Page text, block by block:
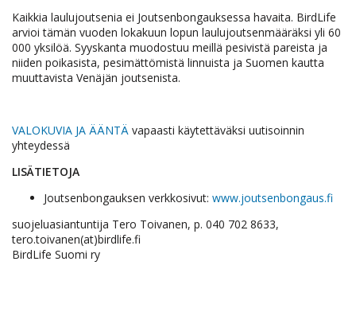
Kaikkia laulujoutsenia ei Joutsenbongauksessa havaita. BirdLife
arvioi tämän vuoden lokakuun lopun laulujoutsenmääräksi yli 60
000 yksilöä. Syyskanta muodostuu meillä pesivistä pareista ja
niiden poikasista, pesimättömistä linnuista ja Suomen kautta
muuttavista Venäjän joutsenista.
VALOKUVIA JA ÄÄNTÄ vapaasti käytettäväksi uutisoinnin
yhteydessä
LISÄTIETOJA
Joutsenbongauksen verkkosivut: www.joutsenbongaus.fi
suojeluasiantuntija Tero Toivanen, p. 040 702 8633,
tero.toivanen(at)birdlife.fi
BirdLife Suomi ry